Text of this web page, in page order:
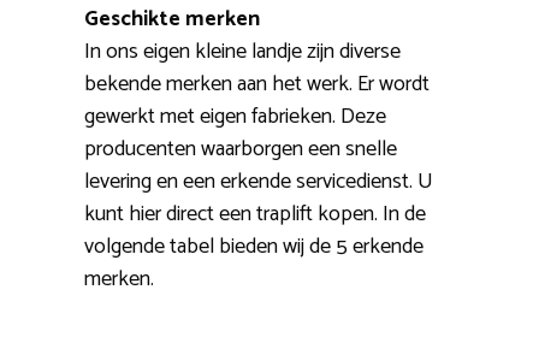
Geschikte merken
In ons eigen kleine landje zijn diverse
bekende merken aan het werk. Er wordt
gewerkt met eigen fabrieken. Deze
producenten waarborgen een snelle
levering en een erkende servicedienst. U
kunt hier direct een traplift kopen. In de
volgende tabel bieden wij de 5 erkende
merken.